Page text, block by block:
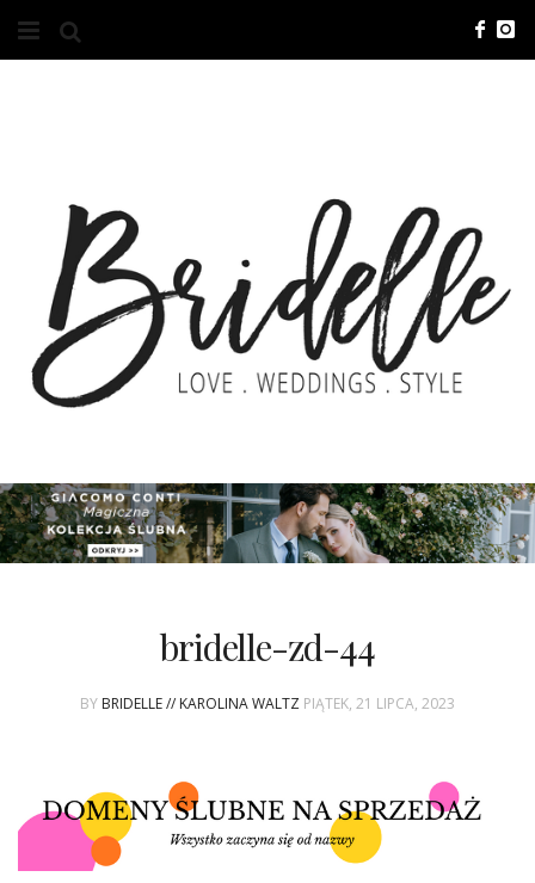
O NAS
KONTAKT
REKLAMA
ADVERTISING
ZGŁOSZENIA
KSIĄŻKI BRIDELLE
POLECANE FIRMY
bridelle-zd-44
BY BRIDELLE // KAROLINA WALTZ PIĄTEK, 21 LIPCA, 2023